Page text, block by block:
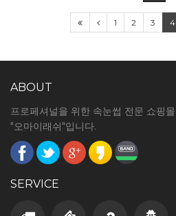
1 2 3 4
ABOUT
프로페셔널을 위한 속눈썹 전문 쇼핑몰
"오마이래쉬"입니다.
SERVICE